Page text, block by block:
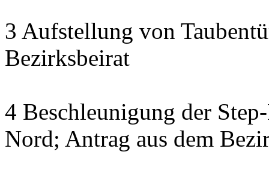
3 Aufstellung von
Bezirksbeirat
4 Beschleunigung der
Nord; Antrag aus dem